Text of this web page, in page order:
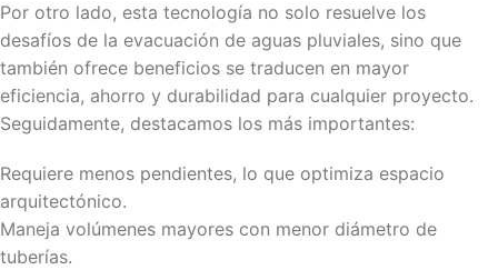
Por otro lado, esta tecnología no solo resuelve los
desafíos de la evacuación de aguas pluviales, sino que
también ofrece beneficios se traducen en mayor
eficiencia, ahorro y durabilidad para cualquier proyecto.
Seguidamente, destacamos los más importantes:
Requiere menos pendientes, lo que optimiza espacio
arquitectónico.
Maneja volúmenes mayores con menor diámetro de
tuberías.